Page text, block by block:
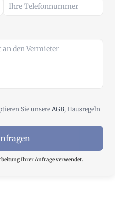
Sie unsere AGB, Hausregeln
Ihrer Anfrage verwendet.